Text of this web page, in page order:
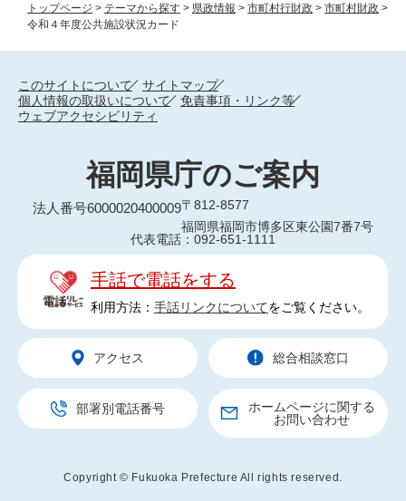
トップページ > テーマから探す > 県政情報 > 市町村行財政 > 市町村財政 >
令和４年度公共施設状況カード
このサイトについて
サイトマップ
個人情報の取扱いについて
免責事項・リンク等
ウェブアクセシビリティ
福岡県庁のご案内
法人番号6000020400009〒812-8577
福岡県福岡市博多区東公園7番7号
代表電話：092-651-1111
手話で電話をする
利用方法： 手話リンクについてをご覧ください。
アクセス 総合相談窓口
部署別電話番号
ホームページに関する
お問い合わせ
Copyright © Fukuoka Prefecture All rights reserved.